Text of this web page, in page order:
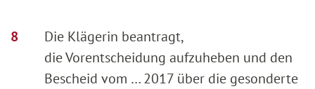
Die Klägerin beantragt,
die Vorentscheidung aufzuheben und den
Bescheid vom … 2017 über die gesonderte